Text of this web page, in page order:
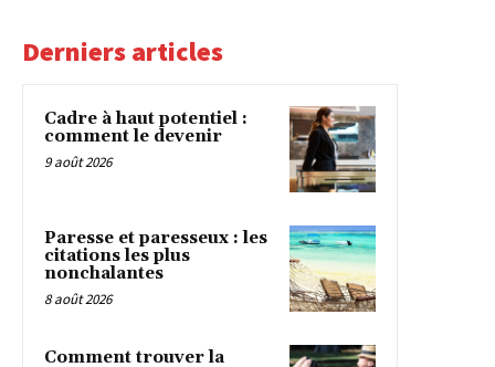
Derniers articles
Cadre à haut potentiel :
comment le devenir
9 août 2026
Paresse et paresseux : les
citations les plus
nonchalantes
8 août 2026
Comment trouver la